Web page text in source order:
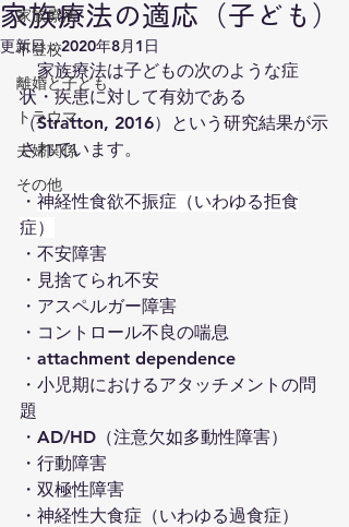
家族療法
不登校
離婚と子ども
トラウマ
夫婦関係
その他
家族療法の適応（子ども）
更新日：2020年8月1日
家族療法は子どもの次のような症
状・疾患に対して有効である
（Stratton, 2016）という研究結果が示
されています。
・ 神経性食欲不振症（いわゆる拒食
症）
・不安障害
・見捨てられ不安
・アスペルガー障害
・コントロール不良の喘息
・attachment dependence
・小児期におけるアタッチメントの問
題
・AD/HD（注意欠如多動性障害）
・行動障害
・双極性障害
・神経性大食症（いわゆる過食症）